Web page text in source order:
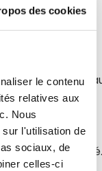
des cookies
le contenu
relatives aux
Nous
l'utilisation de
sociaux, de
celles-ci
m² avec 15
sur deux
Cactus Esch-
et proximité.